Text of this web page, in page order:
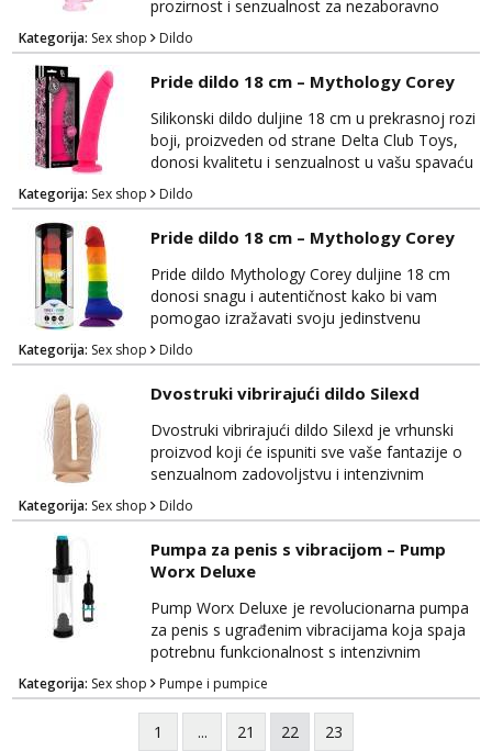
prozirnost i senzualnost za nezaboravno
zadovoljstvo. Ovaj izuzetno elegantan dildo
će ispuniti vaše želje s vrhunskim materijalima
i privlačnim dizajnom. Izrađen je od
visokokvalitetnog, prozirnog materijala koji je
siguran za tijelo i nježan na dodir, pružajući
vam maksimalnu udobnost tijekom upotrebe.
Cr...
Kategorija: Sex shop Dildo
Pride dildo 18 cm – Mythology Corey
Silikonski dildo duljine 18 cm u prekrasnoj rozi
boji, proizveden od strane Delta Club Toys,
donosi kvalitetu i senzualnost u vašu spavaću
sobu. Ovaj elegantni dildo će vas zadovoljiti
svojim vrhunskim materijalima i realističnim
dizajnom. Izrađen je od visokokvalitetnog,
tijelu prijateljskog silikona koji je nježan na
dodir i siguran za tijelo, osiguravajući
udobnost tijekom korištenja. Njegov...
Kategorija: Sex shop Dildo
Pride dildo 18 cm – Mythology Corey
Pride dildo Mythology Corey duljine 18 cm
donosi snagu i autentičnost kako bi vam
pomogao izražavati svoju jedinstvenu
seksualnost i ponos. Ovaj visokokvalitetni
dildo ne samo da zadovoljava vaše tjelesne
potrebe, već također slavi vašu individualnost
i seksualni identitet. Mythology Corey je
izrađen od sigurnog i tijelu prijateljskog
materijala koji pruža nevjerojatno realistično
iskustvo. Nje...
Kategorija: Sex shop Dildo
Dvostruki vibrirajući dildo Silexd
Dvostruki vibrirajući dildo Silexd je vrhunski
proizvod koji će ispuniti sve vaše fantazije o
senzualnom zadovoljstvu i intenzivnim
orgazmima. Ovaj luksuzni dildo ima dvostruku
namjenu i ugrađene vibracije za dodatno
uživanje. Izrađen je od visokokvalitetnog
materijala koji je siguran za tijelo i nježan na
dodir, pružajući vam udobnost i zadovoljstvo
tijekom korištenja. Silexd dolazi s dva kraj...
Kategorija: Sex shop Dildo
Pumpa za penis s vibracijom – Pump
Worx Deluxe
Pump Worx Deluxe je revolucionarna pumpa
za penis s ugrađenim vibracijama koja spaja
potrebnu funkcionalnost s intenzivnim
zadovoljstvom. Ovaj inovativni uređaj
dizajniran je kako bi poboljšao mušku
izdržljivost i povećao osjetljivost, pružajući
duboko zadovoljstvo i užitak. Izrađena je od
Kategorija: Sex shop Pumpe i pumpice
1 ... 21 22 23